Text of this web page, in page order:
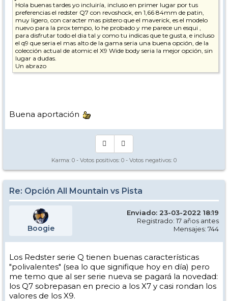
Hola buenas tardes yo incluiría, incluso en primer lugar por tus
preferencias el redster Q7 con revoshock, en 1,66 84mm de patin,
muy ligero, con caracter mas pistero que el maverick, es el modelo
nuevo para la prox tempo, lo he probado y me parece un esqui ,
para disfrutar todo el dia tal y como tu indicas que te gusta, e incluso
el q9 que seria el mas alto de la gama seria una buena opción, de la
colección actual de atomic el X9 Wide body seria la mejor opción, sin
lugar a dudas.
Un abrazo
Buena aportación
Karma: 0 - Votos positivos: 0 - Votos negativos: 0
Re: Opción All Mountain vs Pista
Boogie
Enviado: 23-03-2022 18:19
Registrado: 17 años antes
Mensajes: 744
Los Redster serie Q tienen buenas características
"polivalentes" (sea lo que signifique hoy en día) pero
me temo que al ser serie nueva se pagará la novedad:
los Q7 sobrepasan en precio a los X7 y casi rondan los
valores de los X9.